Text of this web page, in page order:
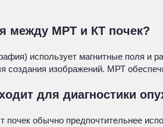
между МРТ и КТ почек?
использует магнитные поля и
создания изображений. МРТ
для диагностики
почек обычно предпочтительнее